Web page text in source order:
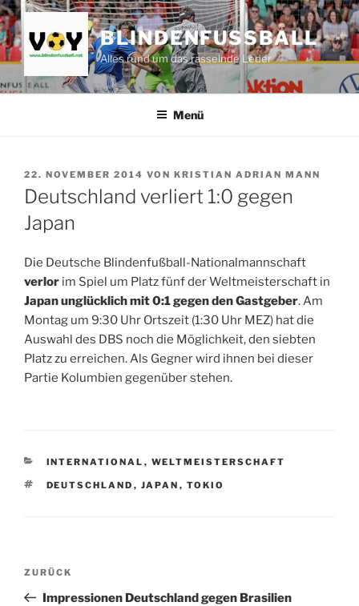
Zum
Inhalt
springen
BLINDENFUSSBALL
Alles rund um das rasselnde Leder
Menü
VERÖFFENTLICHT
AM
22. NOVEMBER 2014 VON KRISTIAN ADRIAN MANN
Deutschland verliert 1:0 gegen
Japan
Die Deutsche Blindenfußball-Nationalmannschaft
verlor im Spiel um Platz fünf der Weltmeisterschaft in
Japan unglücklich mit 0:1 gegen den Gastgeber. Am
Montag um 9:30 Uhr Ortszeit (1:30 Uhr MEZ) hat die
Auswahl des DBS noch die Möglichkeit, den siebten
Platz zu erreichen. Als Gegner wird ihnen bei dieser
Partie Kolumbien gegenüber stehen.
KATEGORIEN
INTERNATIONAL , WELTMEISTERSCHAFT
SCHLAGWÖRTER
DEUTSCHLAND , JAPAN , TOKIO
Beitragsnavigation
Vorheriger
Beitrag
ZURÜCK
Impressionen Deutschland gegen Brasilien